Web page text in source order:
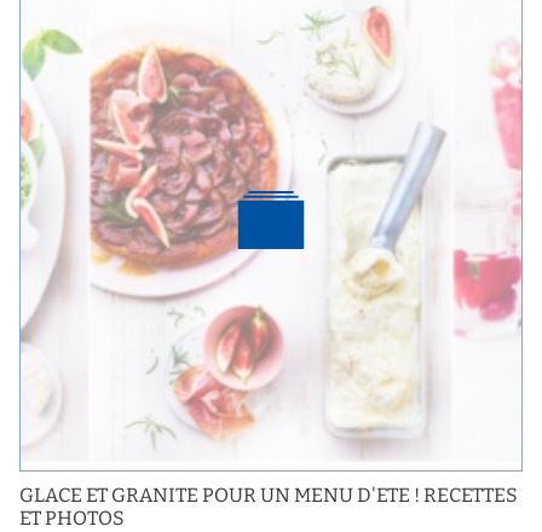
GLACE ET GRANITE POUR UN MENU D'ETE ! RECETTES
ET PHOTOS